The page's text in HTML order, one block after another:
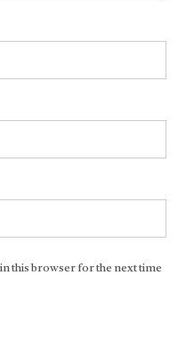
in this browser for the next time